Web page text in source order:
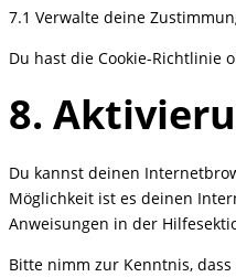
7.1 Verwalte deine
Du hast die Cookie-Richtlinie
8.
Du kannst deinen
Möglichkeit ist es deinen
Anweisungen in der
Bitte nimm zur Kenntnis,